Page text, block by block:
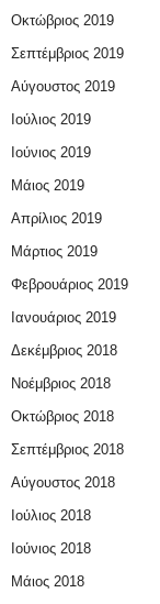
Οκτώβριος 2019
Σεπτέμβριος 2019
Αύγουστος 2019
Ιούλιος 2019
Ιούνιος 2019
Μάιος 2019
Απρίλιος 2019
Μάρτιος 2019
Φεβρουάριος 2019
Ιανουάριος 2019
Δεκέμβριος 2018
Νοέμβριος 2018
Οκτώβριος 2018
Σεπτέμβριος 2018
Αύγουστος 2018
Ιούλιος 2018
Ιούνιος 2018
Μάιος 2018